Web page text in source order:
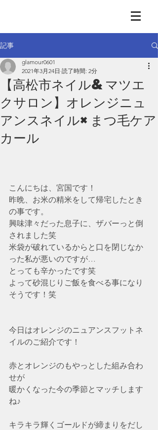
記事
【高松市ネイル&マツエ
クサロン】オレンジニュ
アンスネイル×まつ毛ケア
カール
glamour0601
2021年3月24日 読了時間: 2分
こんにちは、宮国です！
昨晩、お米の精米をして帰宅したとき
の事です。
興味津々だった息子に、ザバーっと倒
されました笑
米袋が破れているからと口を閉じなか
った私が悪いのですが…
とっても辛かったです笑
よって砂混じりご飯を食べる事になり
そうです！笑
今日はオレンジのニュアンスフットネ
イルのご紹介です！
赤とオレンジのもやっとした組み合わ
せが
暖かくなった今の季節とマッチします
ね♪
キラキラ輝くゴールドが締まりをだし